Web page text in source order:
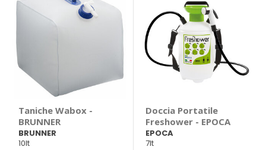
Taniche Wabox -
BRUNNER
BRUNNER
10lt
Doccia Portatile
Freshower - EPOCA
EPOCA
7lt